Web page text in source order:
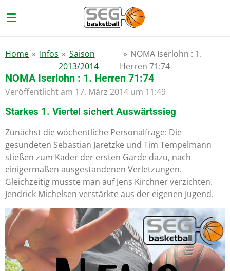
Hauptinhalt
Home » Infos » Saison
2013/2014
» NOMA Iserlohn : 1.
Herren 71:74
NOMA Iserlohn : 1. Herren 71:74
Veröffentlicht am 17. März 2014 um 11:49
Starkes 1. Viertel sichert Auswärtssieg
Zunächst die wöchentliche Personalfrage: Die
gesundeten Sebastian Jaretzke und Tim Tempelmann
stießen zum Kader der ersten Garde dazu, nach
einigermaßen ausgestandenen Verletzungen.
Gleichzeitig musste man auf Jens Kirchner verzichten.
Jendrick Michelsen verstärkte aus der eigenen Jugend.